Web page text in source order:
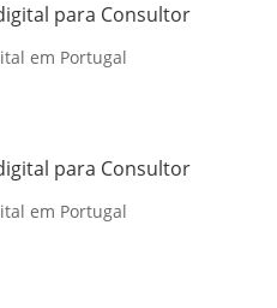
para Consultor
em Portugal
para Consultor
em Portugal